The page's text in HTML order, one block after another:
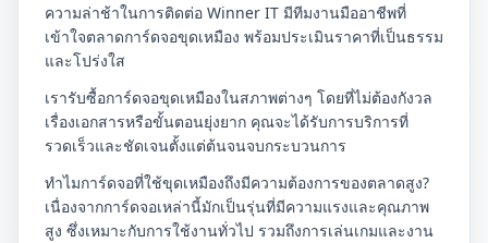
ความล่าช้าในการติดต่อ Winner IT มีทีมงานมืออาชีพที่
เข้าใจตลาดการ์ดจอขุดเหมือง พร้อมประเมินราคาที่เป็นธรรม
และโปร่งใส
เรารับซื้อการ์ดจอขุดเหมืองในสภาพต่างๆ โดยที่ไม่ต้องกังวล
เรื่องเอกสารหรือขั้นตอนยุ่งยาก คุณจะได้รับการบริการที่
รวดเร็วและชัดเจนตั้งแต่ต้นจนจบกระบวนการ
ทำไมการ์ดจอที่ใช้ขุดเหมืองถึงมีความต้องการของตลาดสูง?
เนื่องจากการ์ดจอเหล่านี้มักเป็นรุ่นที่มีความแรงและคุณภาพ
สูง ซึ่งเหมาะกับการใช้งานทั่วไป รวมถึงการเล่นเกมและงาน